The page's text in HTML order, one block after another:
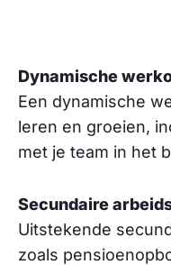
Dynamische
Een dynamische
leren en groeien,
met je team in het
Secundaire
Uitstekende
zoals